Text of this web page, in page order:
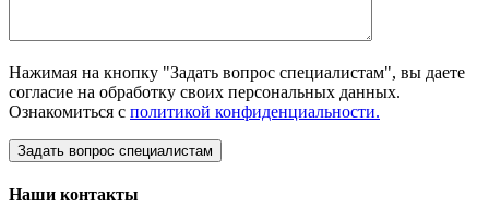
Нажимая на кнопку "Задать вопрос специалистам", вы даете
согласие на обработку своих персональных данных.
Ознакомиться с политикой конфиденциальности.
Наши контакты